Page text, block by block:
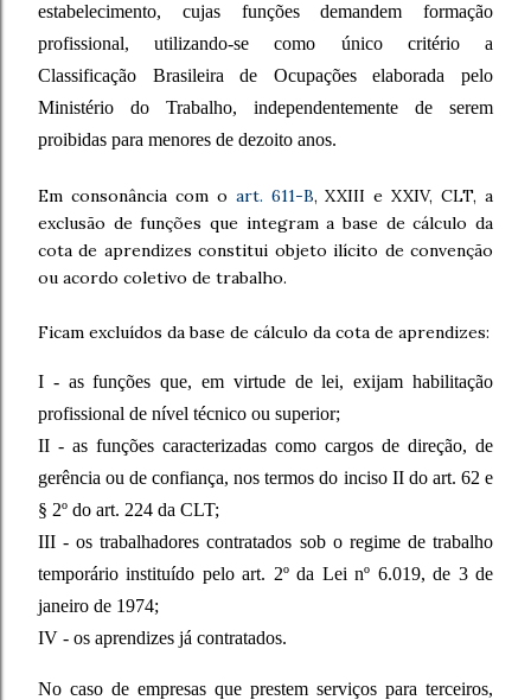
estabelecimento, cujas funções demandem formação
profissional, utilizando-se como único critério a
Classificação Brasileira de Ocupações elaborada pelo
Ministério do Trabalho, independentemente de serem
proibidas para menores de dezoito anos.
Em consonância com o art. 611-B, XXIII e XXIV, CLT, a
exclusão de funções que integram a base de cálculo da
cota de aprendizes constitui objeto ilícito de convenção
ou acordo coletivo de trabalho.
Ficam excluídos da base de cálculo da cota de aprendizes:
I - as funções que, em virtude de lei, exijam habilitação
profissional de nível técnico ou superior;
II - as funções caracterizadas como cargos de direção, de
gerência ou de confiança, nos termos do inciso II do art. 62 e
§ 2º do art. 224 da CLT;
III - os trabalhadores contratados sob o regime de trabalho
temporário instituído pelo art. 2º da Lei nº 6.019, de 3 de
janeiro de 1974;
IV - os aprendizes já contratados.
No caso de empresas que prestem serviços para terceiros,